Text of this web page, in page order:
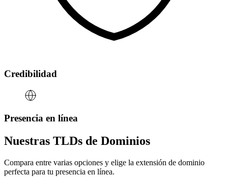
Credibilidad
Presencia en línea
Nuestras TLDs de Dominios
Compara entre varias opciones y elige la extensión de dominio
perfecta para tu presencia en línea.